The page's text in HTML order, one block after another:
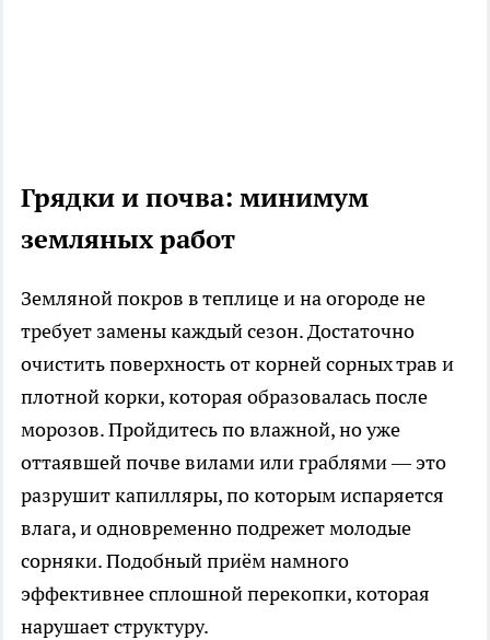
Грядки и почва: минимум
земляных работ
Земляной покров в теплице и на огороде не
требует замены каждый сезон. Достаточно
очистить поверхность от корней сорных трав и
плотной корки, которая образовалась после
морозов. Пройдитесь по влажной, но уже
оттаявшей почве вилами или граблями — это
разрушит капилляры, по которым испаряется
влага, и одновременно подрежет молодые
сорняки. Подобный приём намного
эффективнее сплошной перекопки, которая
нарушает структуру.